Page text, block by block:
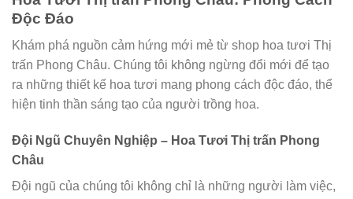
Độc Đáo
Khám phá nguồn cảm hứng mới mẻ từ shop hoa tươi Thị
trấn Phong Châu. Chúng tôi không ngừng đổi mới để tạo
ra những thiết kế hoa tươi mang phong cách độc đáo, thể
hiện tinh thần sáng tạo của người trồng hoa.
Đội Ngũ Chuyên Nghiệp – Hoa Tươi Thị trấn Phong
Châu
Đội ngũ của chúng tôi không chỉ là những người làm việc,